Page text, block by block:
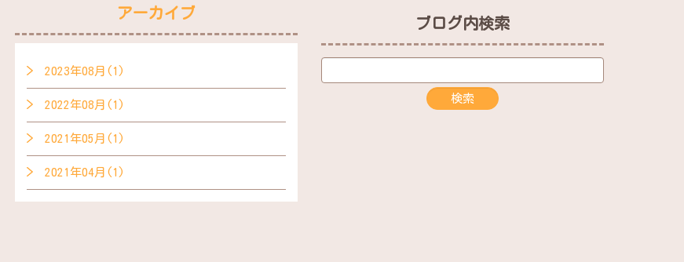
アーカイブ
2023年08月(1)
2022年08月(1)
2021年05月(1)
2021年04月(1)
ブログ内検索